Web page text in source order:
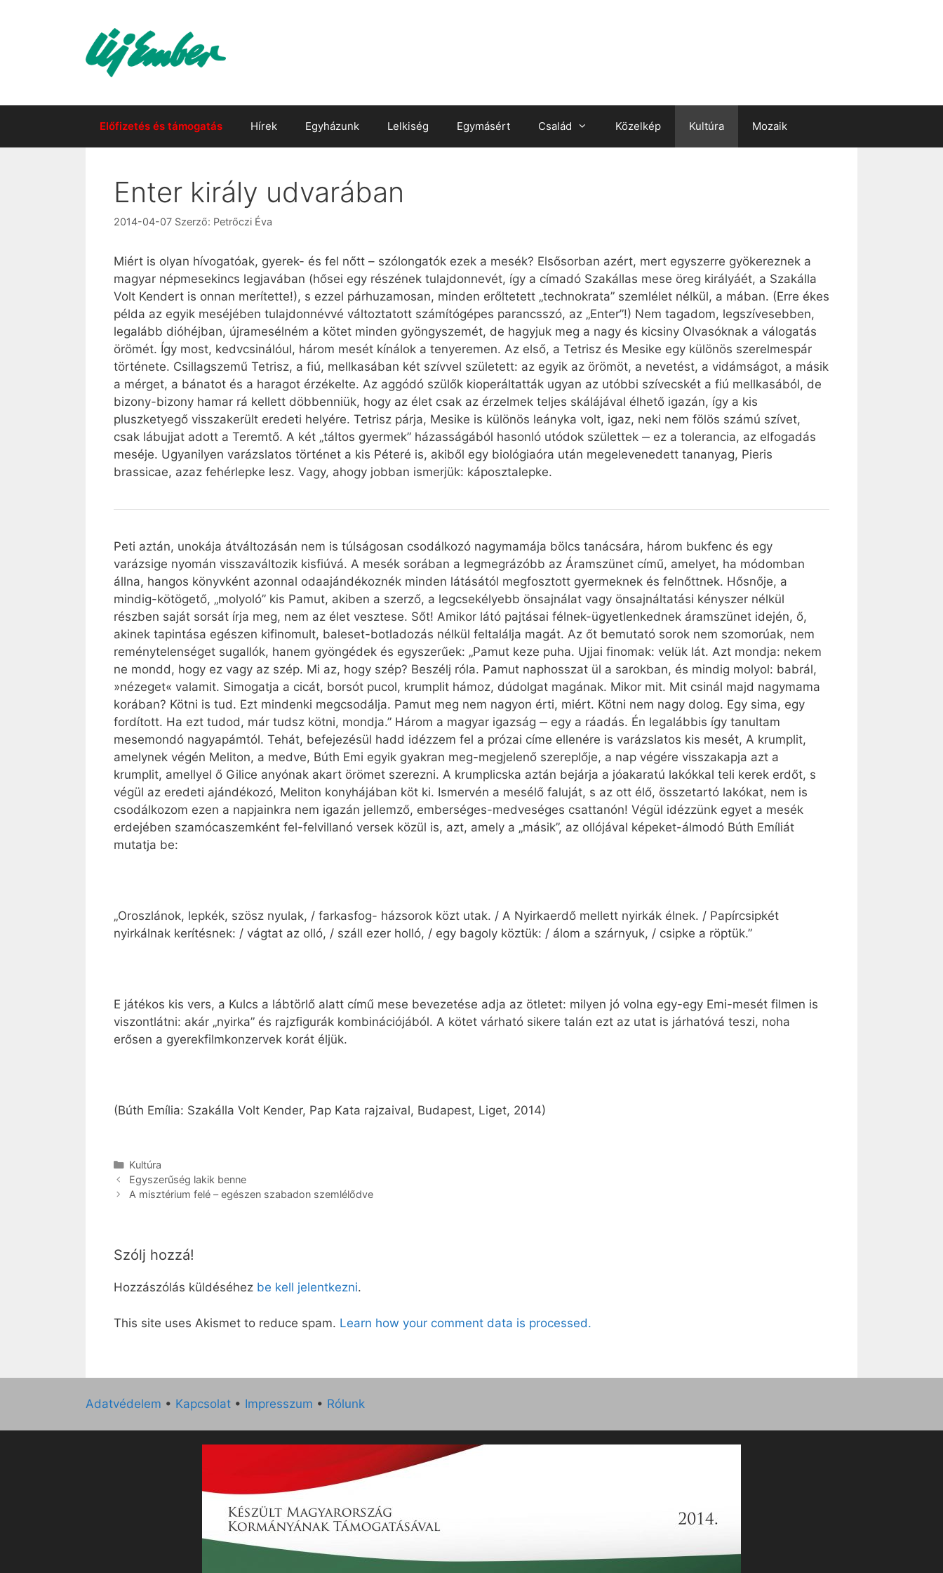
Előfizetés és támogatás Hírek Egyházunk Lelkiség Egymásért Család Közelkép Kultúra Mozaik
Enter király udvarában
2014-04-07 Szerző: Petrőczi Éva
Miért is olyan hívogatóak, gyerek- és fel nőtt – szólongatók ezek a mesék? Elsősorban azért, mert egyszerre gyökereznek a
magyar népmesekincs legjavában (hősei egy részének tulajdonnevét, így a címadó Szakállas mese öreg királyáét, a Szakálla
Volt Kendert is onnan merítette!), s ezzel párhuzamosan, minden erőltetett „technokrata” szemlélet nélkül, a mában. (Erre ékes
példa az egyik meséjében tulajdonnévvé változtatott számítógépes parancsszó, az „Enter”!) Nem tagadom, legszívesebben,
legalább dióhéjban, újramesélném a kötet minden gyöngyszemét, de hagyjuk meg a nagy és kicsiny Olvasóknak a válogatás
örömét. Így most, kedvcsinálóul, három mesét kínálok a tenyeremen. Az első, a Tetrisz és Mesike egy különös szerelmespár
története. Csillagszemű Tetrisz, a fiú, mellkasában két szívvel született: az egyik az örömöt, a nevetést, a vidámságot, a másik
a mérget, a bánatot és a haragot érzékelte. Az aggódó szülők kioperáltatták ugyan az utóbbi szívecskét a fiú mellkasából, de
bizony-bizony hamar rá kellett döbbenniük, hogy az élet csak az érzelmek teljes skálájával élhető igazán, így a kis
pluszketyegő visszakerült eredeti helyére. Tetrisz párja, Mesike is különös leányka volt, igaz, neki nem fölös számú szívet,
csak lábujjat adott a Teremtő. A két „táltos gyermek” házasságából hasonló utódok születtek ‒ ez a tolerancia, az elfogadás
meséje. Ugyanilyen varázslatos történet a kis Péteré is, akiből egy biológiaóra után megelevenedett tananyag, Pieris
brassicae, azaz fehérlepke lesz. Vagy, ahogy jobban ismerjük: káposztalepke.
Peti aztán, unokája átváltozásán nem is túlságosan csodálkozó nagymamája bölcs tanácsára, három bukfenc és egy
varázsige nyomán visszaváltozik kisfiúvá. A mesék sorában a legmegrázóbb az Áramszünet című, amelyet, ha módomban
állna, hangos könyvként azonnal odaajándékoznék minden látásától megfosztott gyermeknek és felnőttnek. Hősnője, a
mindig-kötögető, „molyoló” kis Pamut, akiben a szerző, a legcsekélyebb önsajnálat vagy önsajnáltatási kényszer nélkül
részben saját sorsát írja meg, nem az élet vesztese. Sőt! Amikor látó pajtásai félnek-ügyetlenkednek áramszünet idején, ő,
akinek tapintása egészen kifinomult, baleset-botladozás nélkül feltalálja magát. Az őt bemutató sorok nem szomorúak, nem
reménytelenséget sugallók, hanem gyöngédek és egyszerűek: „Pamut keze puha. Ujjai finomak: velük lát. Azt mondja: nekem
ne mondd, hogy ez vagy az szép. Mi az, hogy szép? Beszélj róla. Pamut naphosszat ül a sarokban, és mindig molyol: babrál,
»nézeget« valamit. Simogatja a cicát, borsót pucol, krumplit hámoz, dúdolgat magának. Mikor mit. Mit csinál majd nagymama
korában? Kötni is tud. Ezt mindenki megcsodálja. Pamut meg nem nagyon érti, miért. Kötni nem nagy dolog. Egy sima, egy
fordított. Ha ezt tudod, már tudsz kötni, mondja.” Három a magyar igazság ‒ egy a ráadás. Én legalábbis így tanultam
mesemondó nagyapámtól. Tehát, befejezésül hadd idézzem fel a prózai címe ellenére is varázslatos kis mesét, A krumplit,
amelynek végén Meliton, a medve, Búth Emi egyik gyakran meg-megjelenő szereplője, a nap végére visszakapja azt a
krumplit, amellyel ő Gilice anyónak akart örömet szerezni. A krumplicska aztán bejárja a jóakaratú lakókkal teli kerek erdőt, s
végül az eredeti ajándékozó, Meliton konyhájában köt ki. Ismervén a mesélő faluját, s az ott élő, összetartó lakókat, nem is
csodálkozom ezen a napjainkra nem igazán jellemző, emberséges-medveséges csattanón! Végül idézzünk egyet a mesék
erdejében szamócaszemként fel-felvillanó versek közül is, azt, amely a „másik”, az ollójával képeket-álmodó Búth Emíliát
mutatja be:
„Oroszlánok, lepkék, szösz nyulak, / farkasfog- házsorok közt utak. / A Nyirkaerdő mellett nyirkák élnek. / Papírcsipkét
nyirkálnak kerítésnek: / vágtat az olló, / száll ezer holló, / egy bagoly köztük: / álom a szárnyuk, / csipke a röptük.”
E játékos kis vers, a Kulcs a lábtörlő alatt című mese bevezetése adja az ötletet: milyen jó volna egy-egy Emi-mesét filmen is
viszontlátni: akár „nyirka” és rajzfigurák kombinációjából. A kötet várható sikere talán ezt az utat is járhatóvá teszi, noha
erősen a gyerekfilmkonzervek korát éljük.
(Búth Emília: Szakálla Volt Kender, Pap Kata rajzaival, Budapest, Liget, 2014)
Kategória
Kultúra
Egyszerűség lakik benne
A misztérium felé – egészen szabadon szemlélődve
Szólj hozzá!
Hozzászólás küldéséhez be kell jelentkezni.
This site uses Akismet to reduce spam. Learn how your comment data is processed.
Adatvédelem • Kapcsolat • Impresszum • Rólunk